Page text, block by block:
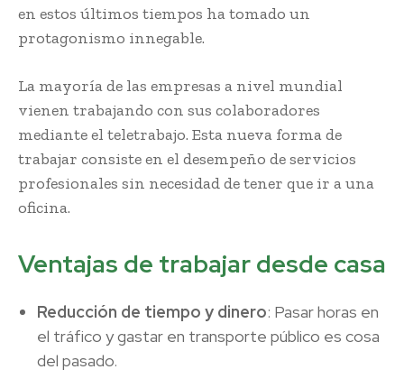
en estos últimos tiempos ha tomado un
protagonismo innegable.
La mayoría de las empresas a nivel mundial
vienen trabajando con sus colaboradores
mediante el teletrabajo. Esta nueva forma de
trabajar consiste en el desempeño de servicios
profesionales sin necesidad de tener que ir a una
oficina.
Ventajas de trabajar desde casa
Reducción de tiempo y dinero: Pasar horas en
el tráfico y gastar en transporte público es cosa
del pasado.